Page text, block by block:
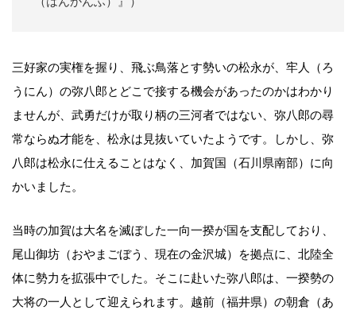
三好家の実権を握り、飛ぶ鳥落とす勢いの松永が、牢人（ろ
うにん）の弥八郎とどこで接する機会があったのかはわかり
ませんが、武勇だけが取り柄の三河者ではない、弥八郎の尋
常ならぬ才能を、松永は見抜いていたようです。しかし、弥
八郎は松永に仕えることはなく、加賀国（石川県南部）に向
かいました。
当時の加賀は大名を滅ぼした一向一揆が国を支配しており、
尾山御坊（おやまごぼう、現在の金沢城）を拠点に、北陸全
体に勢力を拡張中でした。そこに赴いた弥八郎は、一揆勢の
大将の一人として迎えられます。越前（福井県）の朝倉（あ